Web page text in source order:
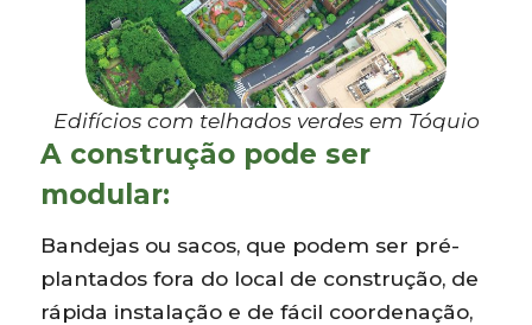
Edifícios com telhados verdes em Tóquio
A construção pode ser
modular:
Bandejas ou sacos, que podem ser pré-
plantados fora do local de construção, de
rápida instalação e de fácil coordenação,